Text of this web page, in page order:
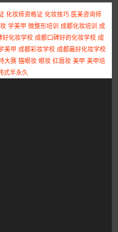
化妆师资格证 化妆技巧 医美咨询师
学美甲 微整形培训 成都化妆培训
成
好化妆学校 成都口碑好的化妆学校 成
美甲 成都彩妆学校 成都最好化妆学校
大赛 猫眼妆 眼妆 红唇妆 美甲 美甲培
式半永久